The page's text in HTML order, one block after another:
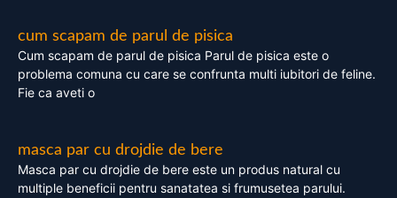
cum scapam de parul de pisica
Cum scapam de parul de pisica Parul de pisica este o
problema comuna cu care se confrunta multi iubitori de feline.
Fie ca aveti o
masca par cu drojdie de bere
Masca par cu drojdie de bere este un produs natural cu
multiple beneficii pentru sanatatea si frumusetea parului.